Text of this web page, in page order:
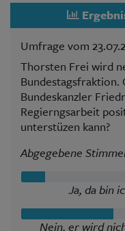
Umfrage vom
Thorsten Frei wird
Bundestagsfraktion.
Bundeskanzler
Regierngsarbeit
unterstüzen kann?
Abgegebene
Ja, da bin
Nein, er wird